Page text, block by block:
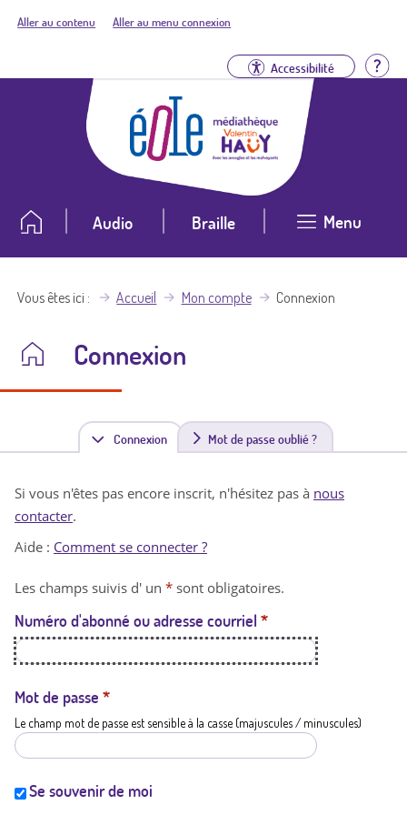
Aller au contenu Aller au menu connexion
Accessibilité
Audio Braille Menu
Vous êtes ici Accueil Mon compte Connexion
Connexion
Connexion(
n
t
a
t
i
Mot de passe oublié ?
Si vous n'êtes pas encore inscrit, n'hésitez pas à nous
contacter.
Aide : Comment se connecter ?
Les champs suivis d' un * sont obligatoires.
Numéro d'abonné ou adresse courriel *
Mot de passe *
Le champ mot de passe est sensible à la casse (majuscules / minuscules)
Se souvenir de moi